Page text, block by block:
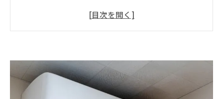
外壁塗装中にエアコン使用する際の注意点
室外機や配線を取り外す必要がないか確認する
普段よりもこまめにフィルター確認を
外壁塗装期間中には正しくエアコン利用をしよ